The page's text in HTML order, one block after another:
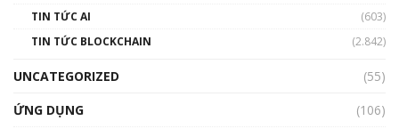
TIN TỨC AI
(603)
TIN TỨC BLOCKCHAIN
(2.842)
UNCATEGORIZED
(55)
ỨNG DỤNG
(106)